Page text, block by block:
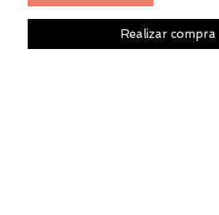
Realizar compra